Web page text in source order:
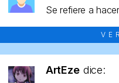
Se refiere a
ArtEze dice: